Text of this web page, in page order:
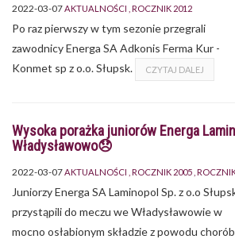
2022-03-07 AKTUALNOŚCI ROCZNIK 2012
Po raz pierwszy w tym sezonie przegrali
zawodnicy Energa SA Adkonis Ferma Kur -
Konmet sp z o.o. Słupsk.
CZYTAJ DALEJ
Wysoka porażka juniorów Energa
Władysławowo😞
2022-03-07AKTUALNOŚCI ROCZNIK 2005
Juniorzy Energa SA Laminopol Sp. z o.o
przystąpili do meczu we Władysławowie w
mocno osłabionym składzie z powodu chorób